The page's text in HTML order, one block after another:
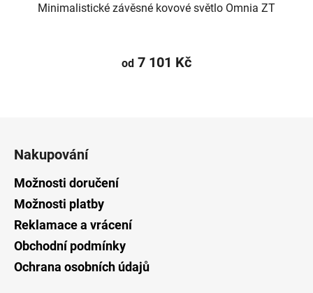
Minimalistické závěsné kovové světlo Omnia ZT
od 7 101 Kč
Nakupování
Možnosti doručení
Možnosti platby
Reklamace a vrácení
Obchodní podmínky
Ochrana osobních údajů